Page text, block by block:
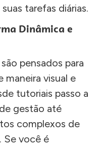
tarefas diárias.
Dinâmica e
pensados para
maneira visual e
tutoriais passo a
gestão até
complexos de
Se você é